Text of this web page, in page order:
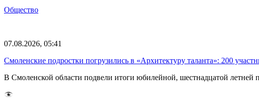
Общество
07.08.2026, 05:41
Смоленские подростки погрузились в «Архитектуру таланта»: 200
В Смоленской области подвели итоги юбилейной, шестнадцатой